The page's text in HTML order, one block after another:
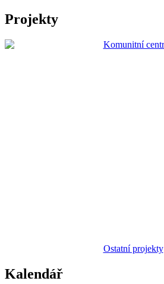
Projekty
Ostatní projekty
Kalendář